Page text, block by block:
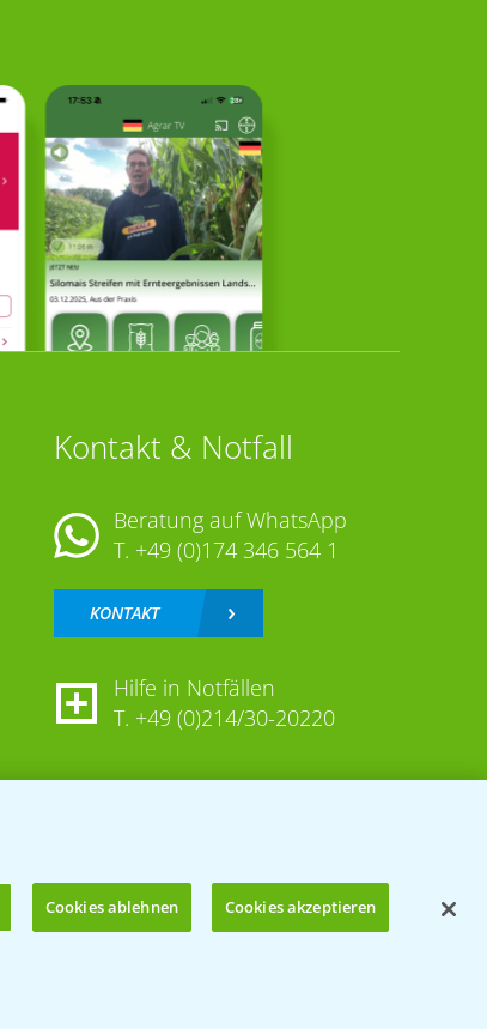
Kontakt & Notfall
Beratung auf WhatsApp
T. +49 (0)174 346 564 1
KONTAKT
Hilfe in Notfällen
T. +49 (0)214/30-20220
Cookies ablehnen Cookies akzeptieren